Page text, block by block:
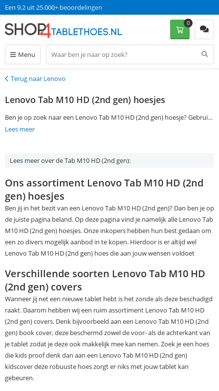
Een 9.2 uit 25.000+ beoordelingen
Menu
0
Terug
Terug naar Lenovo
Lenovo Tab M10 HD (2nd gen) hoesjes
Ben je op zoek naar een Lenovo Tab M10 HD (2nd gen) hoesje? Gebruik
dan de filtermogelijkheden aan de linkerkant van deze pagina om jouw
HD (2nd gen) cover de volgende dag al, zonder verzendkosten.
Lees meer
Lees meer over de Tab M10 HD (2nd gen):
Ons assortiment Lenovo Tab M10 HD (2nd
gen) hoesjes
Ben jij in het bezit van een Lenovo Tab M10 HD (2nd gen)? Dan ben je op
de juiste pagina beland. Op deze pagina vind je namelijk alle Lenovo Tab
M10 HD (2nd gen) hoesjes. Onze inkopers hebben hun best gedaan om
een zo divers mogelijk aanbod in te kopen. Hierdoor is er altijd wel
Lenovo Tab M10 HD (2nd gen) hoes die aan jouw wensen voldoet
Verschillende soorten Lenovo Tab M10 HD
(2nd gen) covers
Wanneer jij net een nieuwe tablet hebt is het zonde als deze beschadigd
raakt. Daarom hebben wij een ruim assortiment Lenovo Tab M10 HD
(2nd gen) covers. Denk bijvoorbeeld aan een Lenovo Tab M10 HD (2nd
gen) book cover, deze beschermd zowel de voor- als de achterkant van
je tablet zodat je deze ook makkelijk mee kan nemen. Zoek je een hoes
die kids proof denk dan aan een Lenovo Tab M10 HD (2nd gen)
kidscover deze robuuste hoes zorgt er niks met jouw tablet kan
gebeuren.